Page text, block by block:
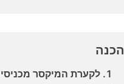
הכנה
לקערת המיקסר